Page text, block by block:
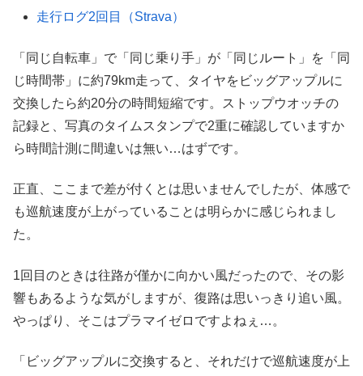
走行ログ2回目（Strava）
「同じ自転車」で「同じ乗り手」が「同じルート」を「同
じ時間帯」に約79km走って、タイヤをビッグアップルに
交換したら約20分の時間短縮です。ストップウオッチの
記録と、写真のタイムスタンプで2重に確認していますか
ら時間計測に間違いは無い…はずです。
正直、ここまで差が付くとは思いませんでしたが、体感で
も巡航速度が上がっていることは明らかに感じられまし
た。
1回目のときは往路が僅かに向かい風だったので、その影
響もあるような気がしますが、復路は思いっきり追い風。
やっぱり、そこはプラマイゼロですよねぇ…。
「ビッグアップルに交換すると、それだけで巡航速度が上